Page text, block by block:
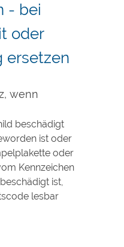
- bei
oder
ersetzen
wenn
beschädigt
ist oder
oder
Kennzeichen
ist,
lesbar